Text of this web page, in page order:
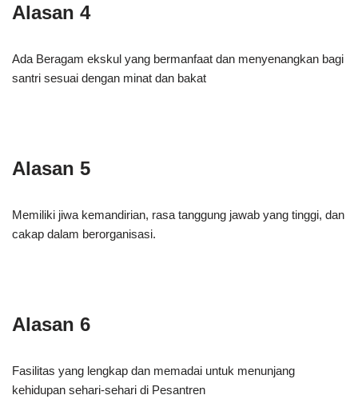
Alasan 4
Ada Beragam ekskul yang bermanfaat dan menyenangkan bagi
santri sesuai dengan minat dan bakat
Alasan 5
Memiliki jiwa kemandirian, rasa tanggung jawab yang tinggi, dan
cakap dalam berorganisasi.
Alasan 6
Fasilitas yang lengkap dan memadai untuk menunjang
kehidupan sehari-sehari di Pesantren